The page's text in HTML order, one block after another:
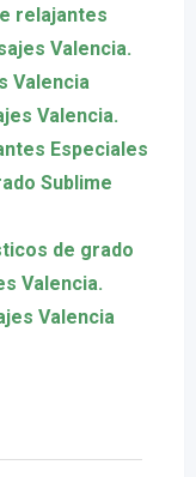
relajantes
Valencia.
Valencia
Valencia.
Especiales
Sublime
de grado
Valencia.
Valencia